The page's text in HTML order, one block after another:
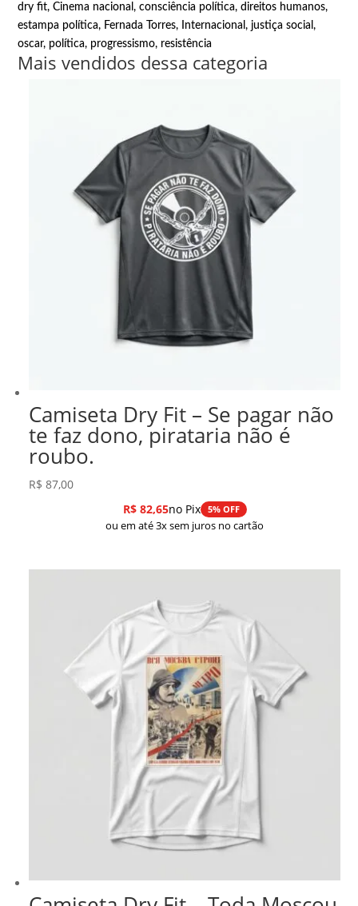
dry fit,Cinema nacional,consciência política,direitos humanos,
estampa política, Fernada Torres, Internacional,justiça social,
oscar, política, progressismo, resistência
Mais vendidos dessa categoria
Camiseta Dry Fit – Se pagar não
te faz dono, pirataria não é
roubo.
R$ 87,00
R$82,65no Pix 5% OFF
ou em até 3x sem juros no cartão